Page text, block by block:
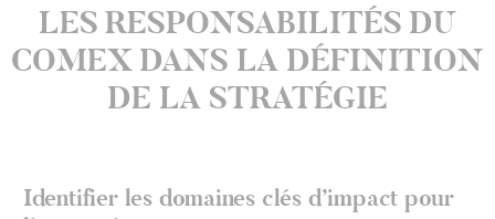
LES RESPONSABILITÉS DU
COMEX DANS LA DÉFINITION
Identifier les domaines clés d’impact pour